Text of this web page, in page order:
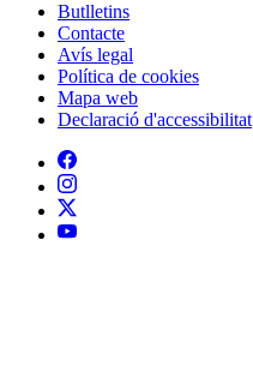
Peu
Butlletins
Contacte
Avís legal
Política de cookies
Mapa web
Declaració d'accessibilitat